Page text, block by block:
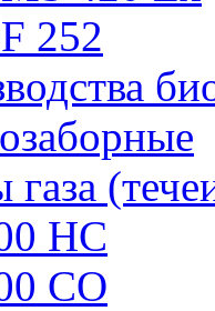
252
HC
CO